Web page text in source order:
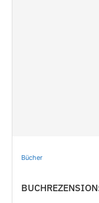
Bücher